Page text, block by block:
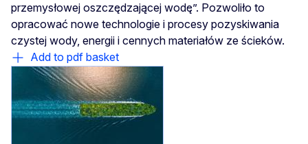
przemysłowej oszczędzającej wodę”. Pozwoliło to
opracować nowe technologie i procesy pozyskiwania
czystej wody, energii i cennych materiałów ze ścieków.
Add to pdf basket